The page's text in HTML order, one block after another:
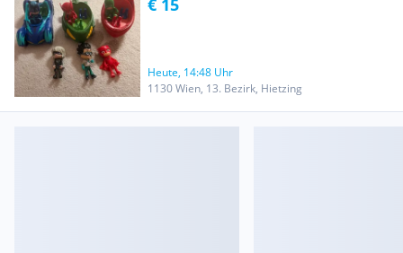
€ 15
Heute, 14:48 Uhr
1130 Wien, 13. Bezirk, Hietzing